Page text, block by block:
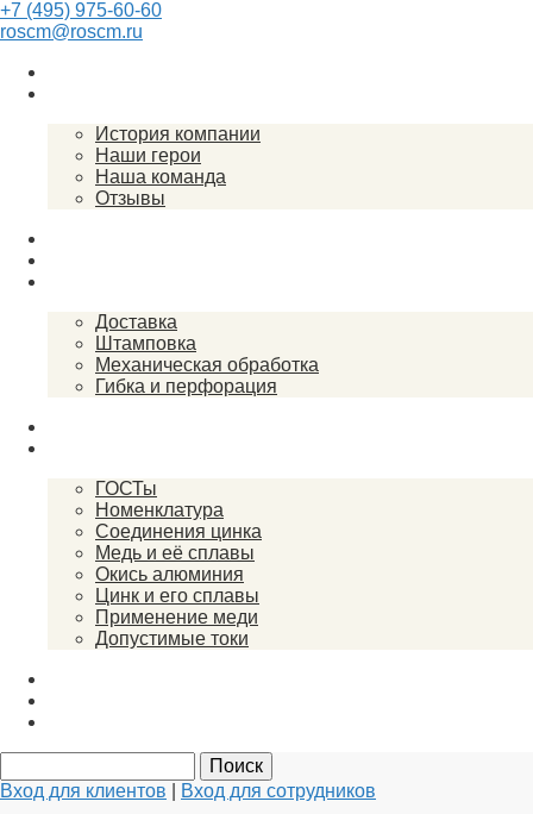
+7 (495) 975-60-60
roscm@roscm.ru
История компании
Наши герои
Наша команда
Отзывы
Доставка
Штамповка
Механическая обработка
Гибка и перфорация
ГОСТы
Номенклатура
Соединения цинка
Медь и её сплавы
Окись алюминия
Цинк и его сплавы
Применение меди
Допустимые токи
Вход для клиентов Вход для сотрудников